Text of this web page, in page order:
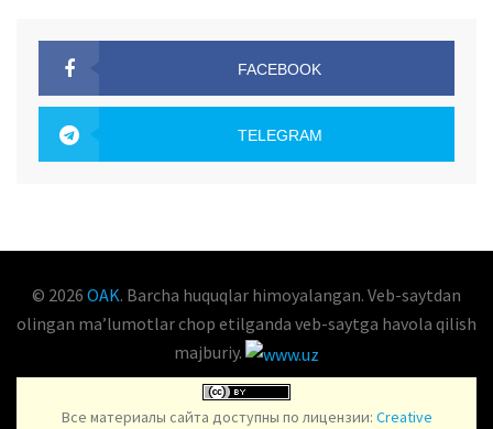
FACEBOOK
TELEGRAM
© 2026 OAK. Barcha huquqlar himoyalangan. Veb-saytdan
olingan maʼlumotlar chop etilganda veb-saytga havola qilish
majburiy.
Все материалы сайта доступны по лицензии: Creative